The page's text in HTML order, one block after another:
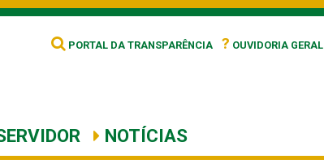
PORTAL DA TRANSPARÊNCIA ? OUVIDORIA GERAL
NOTÍCIAS